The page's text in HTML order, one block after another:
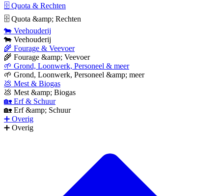
🗄 Quota & Rechten
🗄 Quota &amp; Rechten
🐄 Veehouderij
🐄 Veehouderij
🌾 Fourage & Veevoer
🌾 Fourage &amp; Veevoer
🌱 Grond, Loonwerk, Personeel & meer
🌱 Grond, Loonwerk, Personeel &amp; meer
💩 Mest & Biogas
💩 Mest &amp; Biogas
🏡 Erf & Schuur
🏡 Erf &amp; Schuur
➕ Overig
➕ Overig